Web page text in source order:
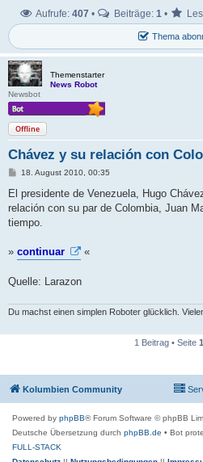
Thema
Aufrufe: 407 • Beiträge: 1 •
Themenstarter
News Robot
Newsbot
Offline
Chávez y su relación con
B
r
a
18. August 2010, 00:35
El presidente de Venezuela, Hugo
relación con su par de Colombia, Juan
tiempo.
» continuar «
Quelle: Larazon
Du machst einen simplen Roboter glücklich.
1 Beitrag • Seite 1
Kolumbien Community
Powered by phpBB® Forum Software © phpBB
Deutsche Übersetzung durch phpBB.de • Bot
FULL-STACK